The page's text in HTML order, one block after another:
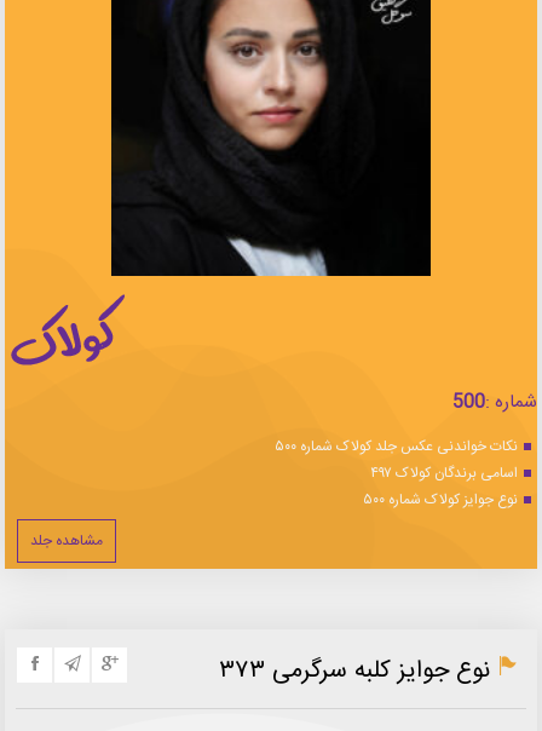
شماره :500
نکات خواندنی عکس جلد کولاک شماره ۵۰۰
اسامی برندگان کولاک ۴۹۷
نوع جوایز کولاک شماره ۵۰۰
مشاهده جلد
نوع جوایز کلبه سرگرمی ۳۷۳